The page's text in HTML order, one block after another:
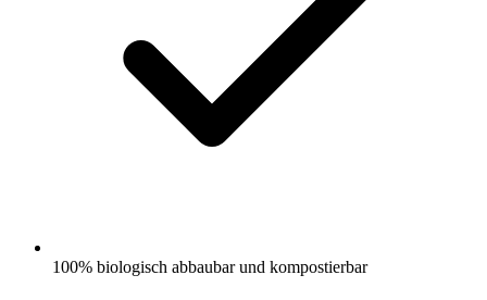
100% biologisch abbaubar und kompostierbar